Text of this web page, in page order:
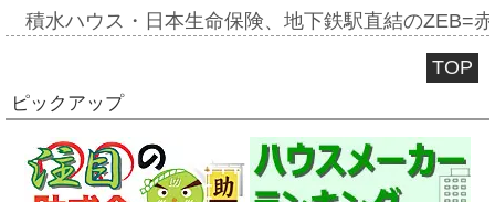
積水ハウス・日本生命保険、地下鉄駅直結のZEB=
TOP
ピックアップ